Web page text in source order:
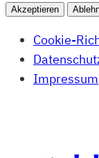
Akzeptieren
Cookie-
Impressum